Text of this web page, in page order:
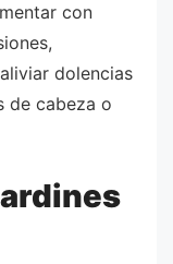
con
dolencias
de cabeza o